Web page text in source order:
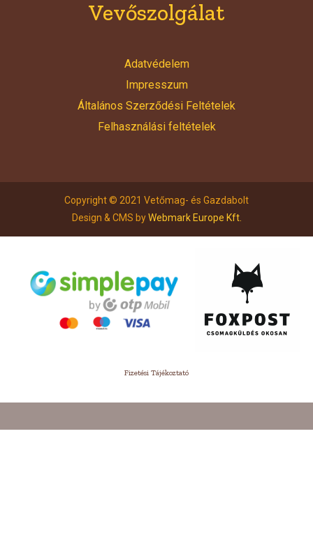
Vevőszolgálat
Adatvédelem
Impresszum
Általános Szerződési Feltételek
Felhasználási feltételek
Copyright © 2021 Vetőmag- és Gazdabolt
Design & CMS byWebmark Europe Kft.
Fizetési Tájékoztató